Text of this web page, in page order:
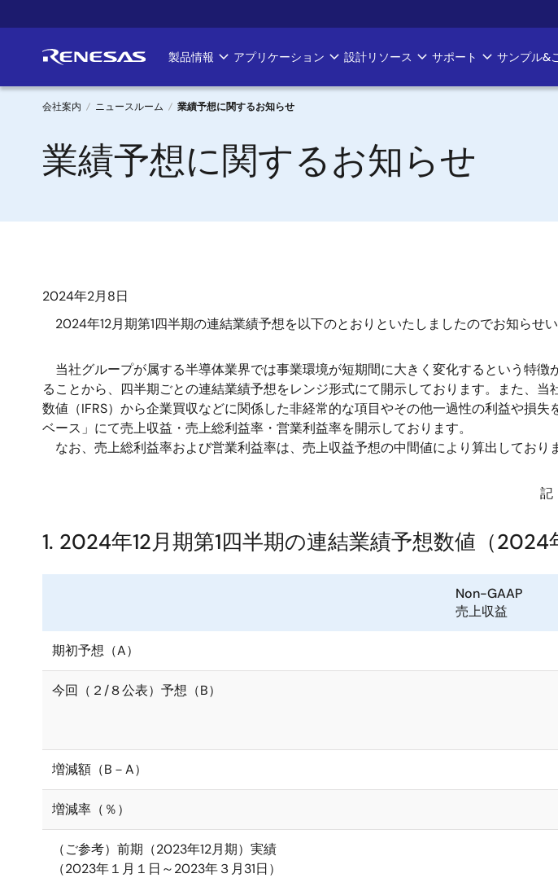
イ
ン
Main
navigation
製品情報 アプリケーション 設計リソース サポート サンプル&
パ
ン
く
会社案内 ニュースルーム 業績予想に関するお知らせ
業績予想に関するお知らせ
2024年2月8日
2024年12月期第1四半期の連結業績予想を以下のとおりといたしましたのでお知らせい
当社グループが属する半導体業界では事業環境が短期間に大きく変化するという特
ることから、四半期ごとの連結業績予想をレンジ形式にて開示しております。また、
数値（IFRS）から企業買収などに関係した非経常的な項目やその他一過性の利益や損
ベース」にて売上収益・売上総利益率・営業利益率を開示しております。
なお、売上総利益率および営業利益率は、売上収益予想の中間値により算出しておりま
記
1. 2024年12月期第1四半期の連結業績予想数値（
Non-GAAP
売上収益
期初予想（A）
今回（２/８公表）予想（B）
増減額（B－A）
増減率（％）
（ご参考）前期（2023年12月期）実績
（2023年１月１日～2023年３月31日）